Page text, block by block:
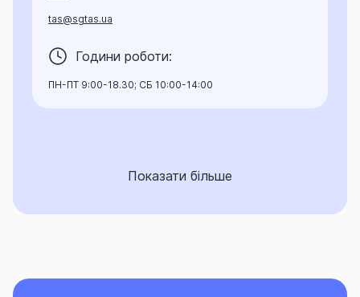
tas@sgtas.ua
Години роботи:
ПН-ПТ 9:00-18.30; СБ 10:00-14:00
Показати більше